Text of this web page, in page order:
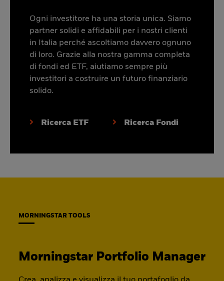
Ogni investitore ha una storia unica. Siamo
partner solidi e affidabili per i nostri clienti
in Italia perché ascoltiamo davvero ognuno
di loro. Grazie alla nostra gamma completa
di fondi ed ETF, aiutiamo sempre più
investitori a costruire un futuro finanziario
solido.
Ricerca ETF Ricerca Fondi
MORNINGSTAR TOOLS
Morningstar Portfolio Manager